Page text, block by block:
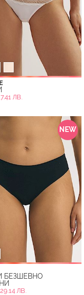
ЛВ.
NEW
БЕЗШЕВНО
ЛВ.